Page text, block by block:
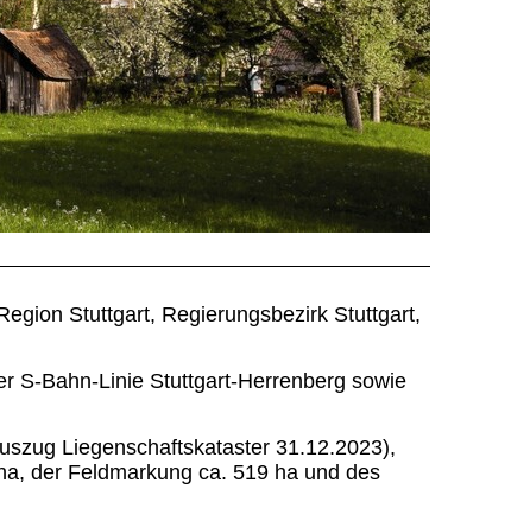
Stuttgart, Regierungsbezirk Stuttgart,
S-Bahn-Linie Stuttgart-Herrenberg sowie
Liegenschaftskataster 31.12.2023),
der Feldmarkung ca. 519 ha und des